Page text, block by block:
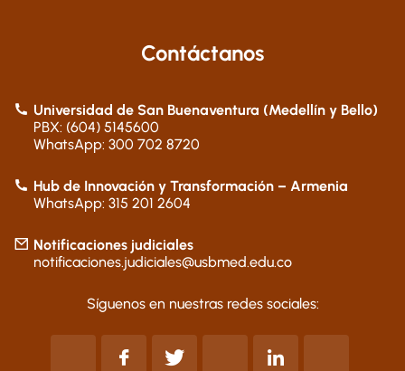
Contáctanos
Universidad de San Buenaventura (Medellín y Bello)
PBX: (604) 5145600
WhatsApp: 300 702 8720
Hub de Innovación y Transformación – Armenia
WhatsApp: 315 201 2604
Notificaciones judiciales
notificaciones.judiciales@usbmed.edu.co
Síguenos en nuestras redes sociales: